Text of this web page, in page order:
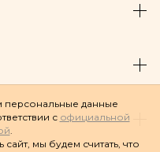
данные
с официальной
.
мы будем считать, что